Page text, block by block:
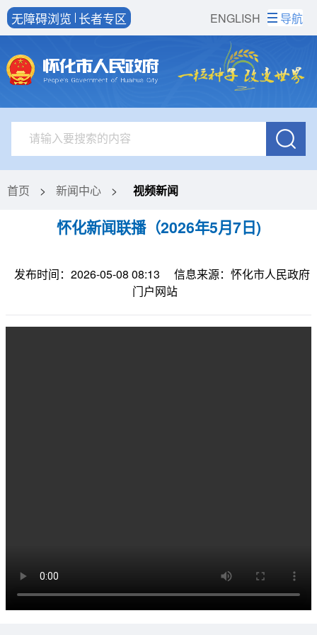
ENGLISH
无障碍浏览 长者专区 导航
首页 > 新闻中心 > 视频新闻
怀化新闻联播（2026年5月7日)
发布时间：2026-05-08 08:13
信息来源：怀化市人民政府
门户网站